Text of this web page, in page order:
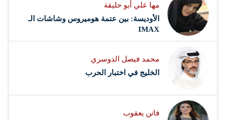
مها علي أبو حليقة
الأوديسة: بين عتمة هوميروس وشاشات الـ
IMAX
محمد فيصل الدوسري ​
‏الخليج في اختبار الحرب
فاتن يعقوب